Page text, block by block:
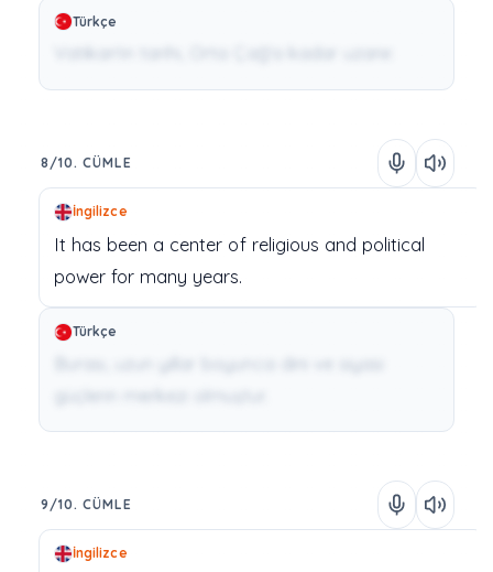
Türkçe
8/10. CÜMLE
İngilizce
It has been a center of religious and political
power for many years.
Türkçe
9/10. CÜMLE
İngilizce